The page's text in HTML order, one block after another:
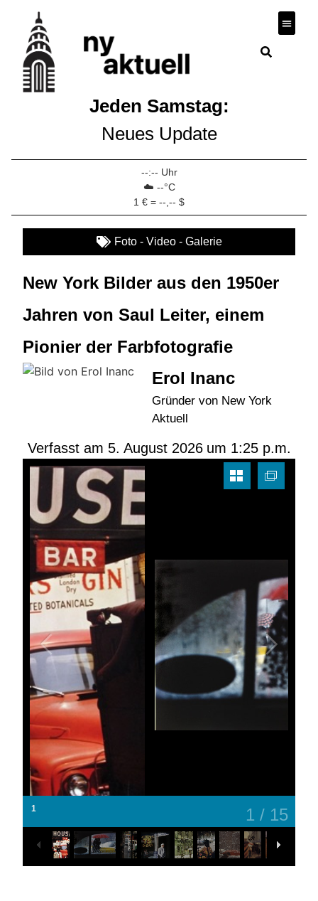
Jeden Samstag:
Neues Update
--:-- Uhr
☁️ --°C
1 € = --,-- $
Foto - Video - Galerie
New York Bilder aus den 1950er
Jahren von Saul Leiter, einem
Pionier der Farbfotografie
Erol Inanc
Gründer von New York
Aktuell
Verfasst am 5. August 2026 um 1:25 p.m.
2 / 15
2